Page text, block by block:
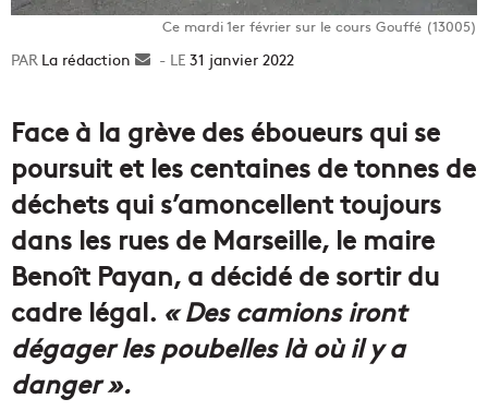
Ce mardi 1er février sur le cours Gouffé (13005)
La rédaction
Envoyer31 janvier 2022
Face à la grève des éboueurs qui se
poursuit et les centaines de tonnes de
déchets qui s’amoncellent toujours
dans les rues de Marseille, le maire
Benoît Payan, a décidé de sortir du
cadre légal. « Des camions iront
dégager les poubelles là où il y a
danger ».